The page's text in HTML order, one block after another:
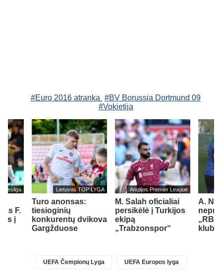
#Euro 2016 atranka #BV Borussia Dortmund 09
#Vokietija
F.
į
Lietuvos TOP LYGA
Turo anonsas:
tiesioginių
konkurentų dvikova
Gargžduose
Anglijos Premier League
M. Salah oficialiai
persikėlė į Turkijos
ekipą
„Trabzonspor“
A.
„RB
UEFA Čempionų Lyga UEFA Europos lyga